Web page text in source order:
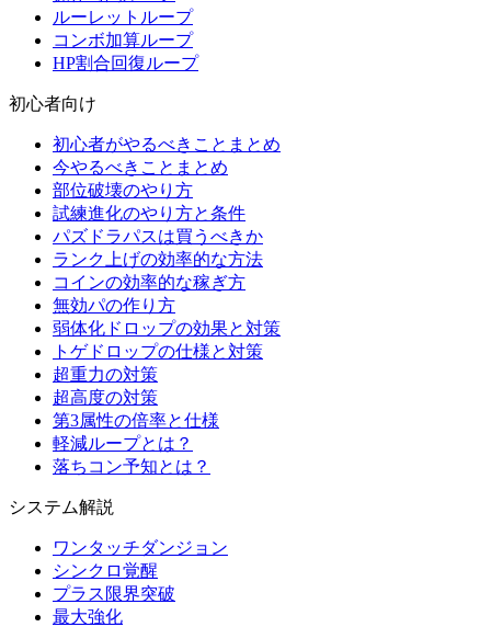
ルーレットループ
コンボ加算ループ
HP割合回復ループ
初心者向け
初心者がやるべきことまとめ
今やるべきことまとめ
部位破壊のやり方
試練進化のやり方と条件
パズドラパスは買うべきか
ランク上げの効率的な方法
コインの効率的な稼ぎ方
無効パの作り方
弱体化ドロップの効果と対策
トゲドロップの仕様と対策
超重力の対策
超高度の対策
第3属性の倍率と仕様
軽減ループとは？
落ちコン予知とは？
システム解説
ワンタッチダンジョン
シンクロ覚醒
プラス限界突破
最大強化